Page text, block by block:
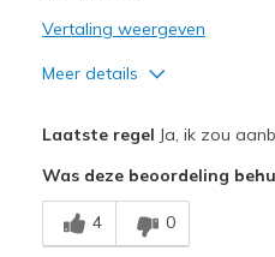
Vertaling weergeven
Meer details
Breathe Well
Comfortable
Laatste regel Ja, ik zou
Was deze beoordeling
4 0